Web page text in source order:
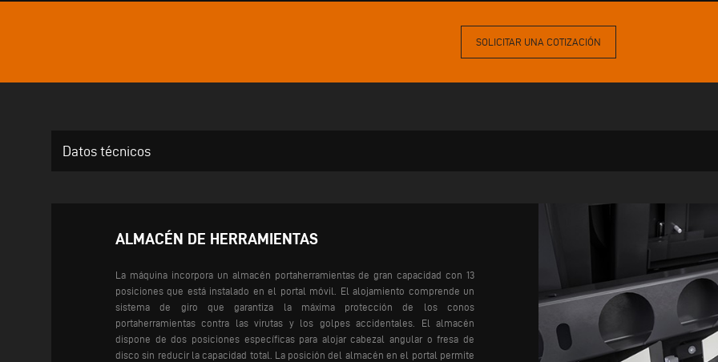
SOLICITAR UNA COTIZACIÓN
Datos técnicos
ALMACÉN DE HERRAMIENTAS
La máquina incorpora un almacén portaherramientas de gran capacidad con 13
posiciones que está instalado en el portal móvil. El alojamiento comprende un
sistema de giro que garantiza la máxima protección de los conos
portaherramientas contra las virutas y los golpes accidentales. El almacén
dispone de dos posiciones específicas para alojar cabezal angular o fresa de
disco sin reducir la capacidad total.
La posición del almacén en el portal permite